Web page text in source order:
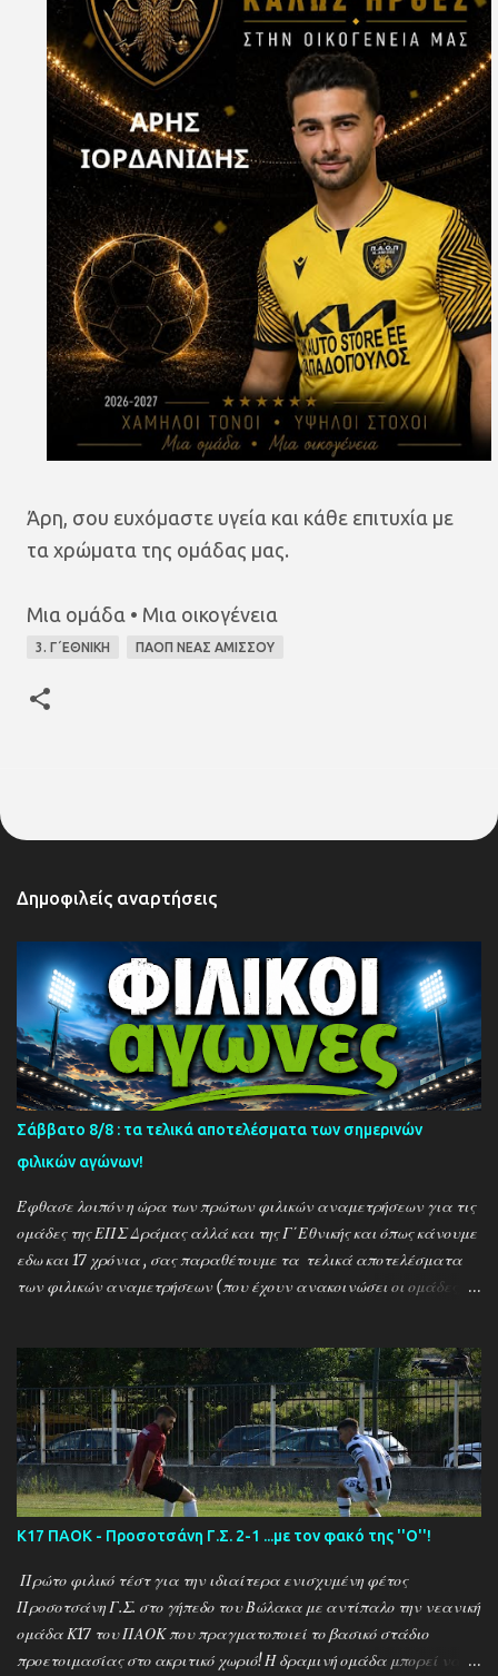
Άρη, σου ευχόμαστε υγεία και κάθε επιτυχία με
τα χρώματα της ομάδας μας.
Μια ομάδα • Μια οικογένεια
3. Γ΄ΕΘΝΙΚΗ ΠΑΟΠ ΝΕΑΣ ΑΜΙΣΣΟΥ
Δημοφιλείς αναρτήσεις
Σάββατο 8/8 : τα τελικά αποτελέσματα των σημερινών
φιλικών αγώνων!
Έφθασε λοιπόν η ώρα των πρώτων φιλικών αναμετρήσεων για τις
ομάδες της ΕΠΣ Δράμας αλλά και της Γ΄Εθνικής και όπως κάνουμε
εδω και 17 χρόνια , σας παραθέτουμε τα τελικά αποτελέσματα
των φιλικών αναμετρήσεων (που έχουν ανακοινώσει οι ομάδες) ....
Ξηροποτάμος - Νευροκοπι 2-2 Α.Ο. Καβάλα - Αγ. Αθανάσιος 5-1
Μαυρόβατος - Αμπελοκηποι 0-2 Κ17 ΠΑΟΚ - Προσοτσάνη 2-1
(7/8) ------------------------------------------------------
--------- Ν. Αμισος - Νεοχώρι Σερρών 3-0
Κ17 ΠΑΟΚ - Προσοτσάνη Γ.Σ. 2-1 ...με τον φακό της ''Ο''!
Πρώτο φιλικό τέστ για την ιδιαίτερα ενισχυμένη φέτος
Προσοτσάνη Γ.Σ. στο γήπεδο του Βώλακα με αντίπαλο την νεανική
ομάδα Κ17 του ΠΑΟΚ που πραγματοποιεί το βασικό στάδιο
προετοιμασίας στο ακριτικό χωριό! Η δραμινή ομάδα μπορεί να